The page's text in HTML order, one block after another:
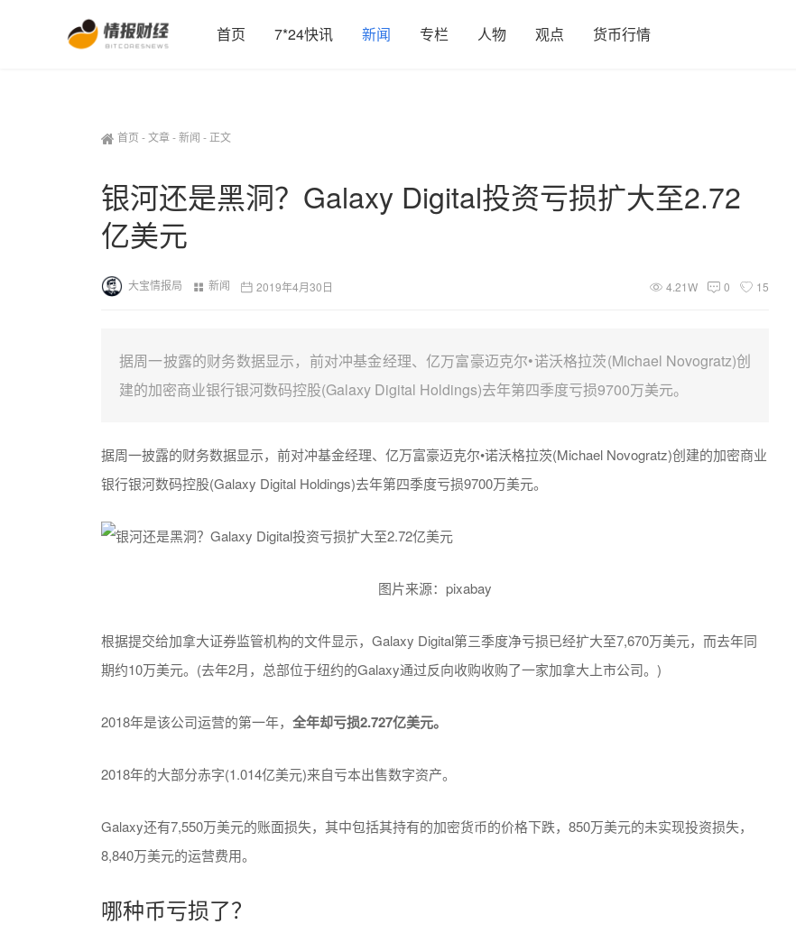
首页 7*24快讯 新闻 专栏 人物 观点 货币行情
首页 -文章-新闻 - 正文
银河还是黑洞？Galaxy Digital投资亏损扩大至2.72
亿美元
大宝情报局 新闻 2019年4月30日 4.21W 0 15
据周一披露的财务数据显示，前对冲基金经理、亿万富豪迈克尔•诺沃格拉茨(Michael Novogratz)创
建的加密商业银行银河数码控股(Galaxy Digital Holdings)去年第四季度亏损9700万美元。
据周一披露的财务数据显示，前对冲基金经理、亿万富豪迈克尔•诺沃格拉茨(Michael Novogratz)创建的加密商业
银行银河数码控股(Galaxy Digital Holdings)去年第四季度亏损9700万美元。
图片来源：pixabay
根据提交给加拿大证券监管机构的文件显示，Galaxy Digital第三季度净亏损已经扩大至7,670万美元，而去年同
期约10万美元。(去年2月，总部位于纽约的Galaxy通过反向收购收购了一家加拿大上市公司。)
2018年是该公司运营的第一年， 全年却亏损2.727亿美元。
2018年的大部分赤字(1.014亿美元)来自亏本出售数字资产。
Galaxy还有7,550万美元的账面损失，其中包括其持有的加密货币的价格下跌，850万美元的未实现投资损失，
8,840万美元的运营费用。
哪种币亏损了？